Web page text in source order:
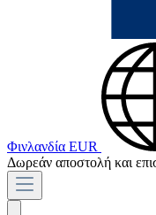
Φινλανδία EUR
Δωρεάν αποστολή και